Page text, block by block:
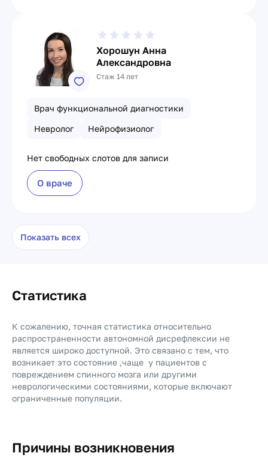
Хорошун Анна
Александровна
Стаж 14 лет
Врач функциональной диагностики
Невролог
Нейрофизиолог
Нет свободных слотов для записи
О враче
Показать всех
Статистика
К сожалению, точная статистика относительно
распространенности автономной дисрефлексии не
является широко доступной. Это связано с тем, что
возникает это состояние ,чаще у пациентов с
повреждением спинного мозга или другими
неврологическими состояниями, которые включают
ограниченные популяции.
Причины возникновения